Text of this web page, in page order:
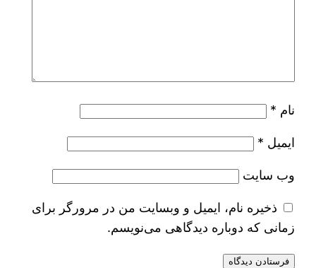
نام *
ایمیل *
وب‌ سایت
ذخیره نام، ایمیل و وبسایت من در مرورگر برای
زمانی که دوباره دیدگاهی می‌نویسم.